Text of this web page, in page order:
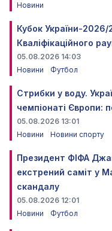
Новини
Кубок України-
Кваліфікаційного
05.08.2026 14:03
Новини
Футбол
Стрибки у воду.
чемпіонаті Європи:
05.08.2026 13:01
Новини
Новини спорту
Президент ФІФА
екстрений саміт у
скандалу
05.08.2026 12:01
Новини
Футбол